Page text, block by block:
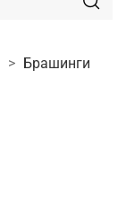
Брашинги